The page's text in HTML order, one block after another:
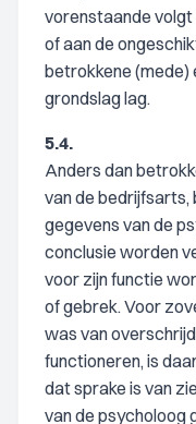
vorenstaande
of aan de
betrokkene (mede)
grondslag lag.
5.4.
Anders dan
van de bedrijfsarts,
gegevens van de
conclusie worden
voor zijn functie
of gebrek. Voor
was van
functioneren, is
dat sprake is van
van de psycholoog